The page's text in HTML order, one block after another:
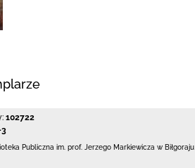
102722
3
Publiczna im. prof. Jerzego Markiewicza w Biłgoraju